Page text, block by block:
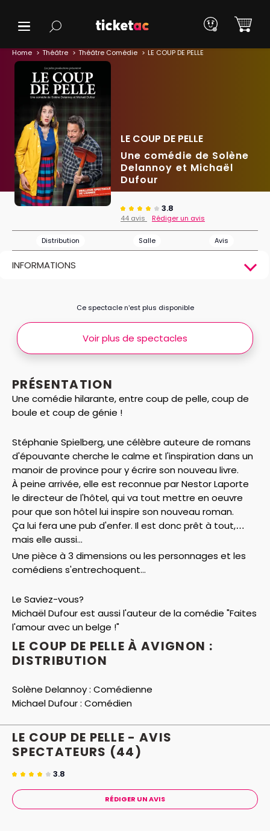
Home Théâtre Théâtre Comédie LE COUP DE PELLE
LE COUP DE PELLE
Une comédie de Solène
Delannoy et Michaël
Dufour
3.8
44 avis Rédiger un avis
Distribution Salle Avis
INFORMATIONS
PRÉSENTATION
Une comédie hilarante, entre coup de pelle, coup de
boule et coup de génie !
Stéphanie Spielberg, une célèbre auteure de romans
d'épouvante cherche le calme et l'inspiration dans un
manoir de province pour y écrire son nouveau livre.
À peine arrivée, elle est reconnue par Nestor Laporte
le directeur de l'hôtel, qui va tout mettre en oeuvre
pour que son hôtel lui inspire son nouveau roman.
Ça lui fera une pub d'enfer. Il est donc prêt à tout,
mais elle aussi...
Une pièce à 3 dimensions ou les personnages et les
comédiens s'entrechoquent...
Le Saviez-vous?
Michaël Dufour est aussi l'auteur de la comédie "Faites
l'amour avec un belge !"
Ce spectacle n’est plus disponible
Voir plus de spectacles
LE COUP DE PELLE À AVIGNON :
DISTRIBUTION
Solène Delannoy : Comédienne
Michael Dufour : Comédien
LE COUP DE PELLE - AVIS
SPECTATEURS (44)
3.8
RÉDIGER UN AVIS